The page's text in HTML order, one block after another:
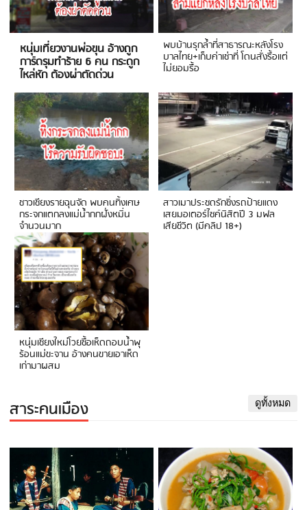
หนุ่มเที่ยวงานพ่อขุน อ้างถูก
การ์ดรุมทำร้าย 6 คน กระดูก
ไหล่หัก ต้องผ่าตัดด่วน
พบบ้านรุกล้ำที่สาธารณะหลังโรง
บาลไทย+เก็บค่าเช่าที่ โดนสั่งรื้อแต่
ไม่ยอมรื้อ
ชาวเชียงรายฉุนจัด พบคนทิ้งเศษ
กระจกแตกลงแม่น้ำกกฝั่งหมิ่น
จำนวนมาก
สาวเมาประชดรักซิ่งรถป้ายแดง
เสยมอเตอร์ไซค์นิสิตปี 3 มฟล
เสียชีวิต (มีคลิป 18+)
หนุ่มเชียงใหม่โวยซื้อเห็ดถอบน้ำพุ
ร้อนแม่ขะจาน อ้างคนขายเอาเห็ด
เก่ามาผสม
สาระคนเมือง ดูทั้งหมด